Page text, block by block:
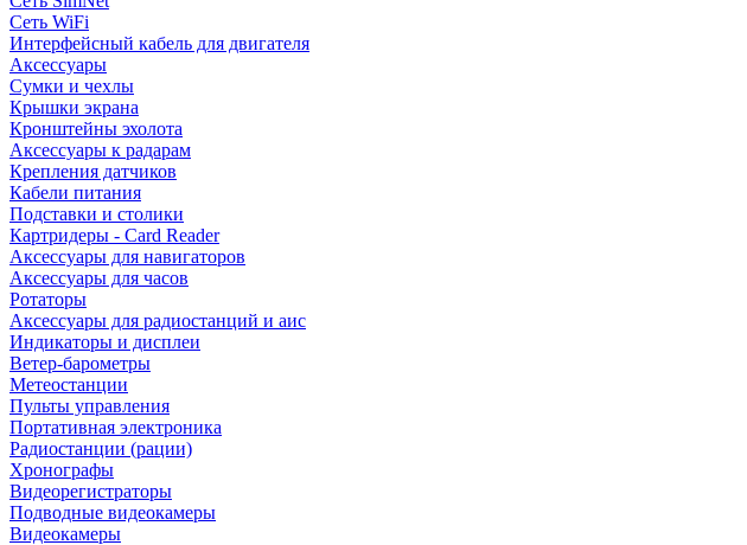
Сеть WiFi
Интерфейсный кабель для двигателя
Аксессуары
Сумки и чехлы
Крышки экрана
Кронштейны эхолота
Аксессуары к радарам
Крепления датчиков
Кабели питания
Подставки и столики
Картридеры - Card Reader
Аксессуары для навигаторов
Аксессуары для часов
Ротаторы
Аксессуары для радиостанций и аис
Индикаторы и дисплеи
Ветер-барометры
Метеостанции
Пульты управления
Портативная электроника
Радиостанции (рации)
Хронографы
Видеорегистраторы
Подводные видеокамеры
Видеокамеры